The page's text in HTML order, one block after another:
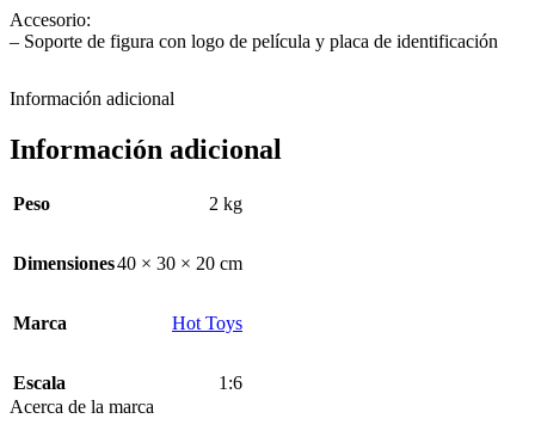
Accesorio:
– Soporte de figura con logo de película y placa de identificación
Información adicional
Información adicional
Peso 2 kg
Dimensiones40 × 30 × 20 cm
Marca Hot Toys
Escala
1:6
Acerca de la marca